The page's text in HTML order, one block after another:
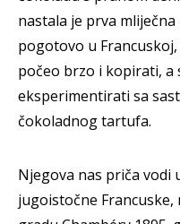
nastala je prva
pogotovo u
počeo brzo i kopirati, a
eksperimentirati sa
čokoladnog tartufa.
Njegova nas priča
jugoistočne Francuske,